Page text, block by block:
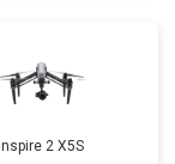
Inspire 2 X5S